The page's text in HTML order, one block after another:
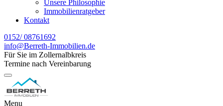
Unsere Philosophie
Immobilienratgeber
Kontakt
0152/ 08761692
info@Berreth-Immobilien.de
Für Sie im Zollernalbkreis
Termine nach Vereinbarung
Menu